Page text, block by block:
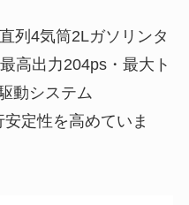
列4気筒2Lガソリンタ
高出力204ps・最大ト
動システム
安定性を高めていま